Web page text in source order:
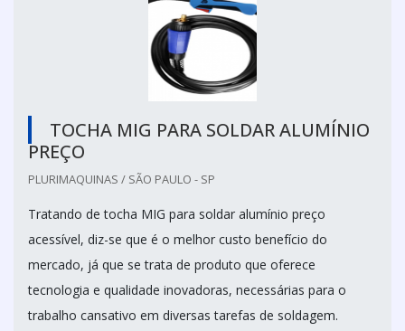
TOCHA MIG PARA SOLDAR ALUMÍNIO
PREÇO
PLURIMAQUINAS / SÃO PAULO - SP
Tratando de tocha MIG para soldar alumínio preço
acessível, diz-se que é o melhor custo benefício do
mercado, já que se trata de produto que oferece
tecnologia e qualidade inovadoras, necessárias para o
trabalho cansativo em diversas tarefas de soldagem.